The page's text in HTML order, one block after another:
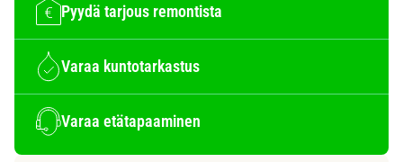
Pyydä tarjous remontista
Varaa kuntotarkastus
Varaa etätapaaminen